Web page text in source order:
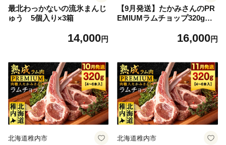
最北わっかないの流氷まんじ
ゅう 5個入り×3箱
14,000円
【9月発送】たかみさんのPR
EMIUMラムチョップ320g（4
16,000円
北海道稚内市 北海道稚内市